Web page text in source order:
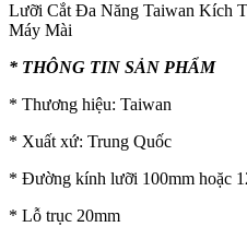
Lưỡi Cắt Đa Năng Taiwan Kích
Máy Mài
* THÔNG TIN SẢN PHẨM
* Thương hiệu: Taiwan
* Xuất xứ: Trung Quốc
* Đường kính lưỡi 100mm hoặc
* Lỗ trục 20mm